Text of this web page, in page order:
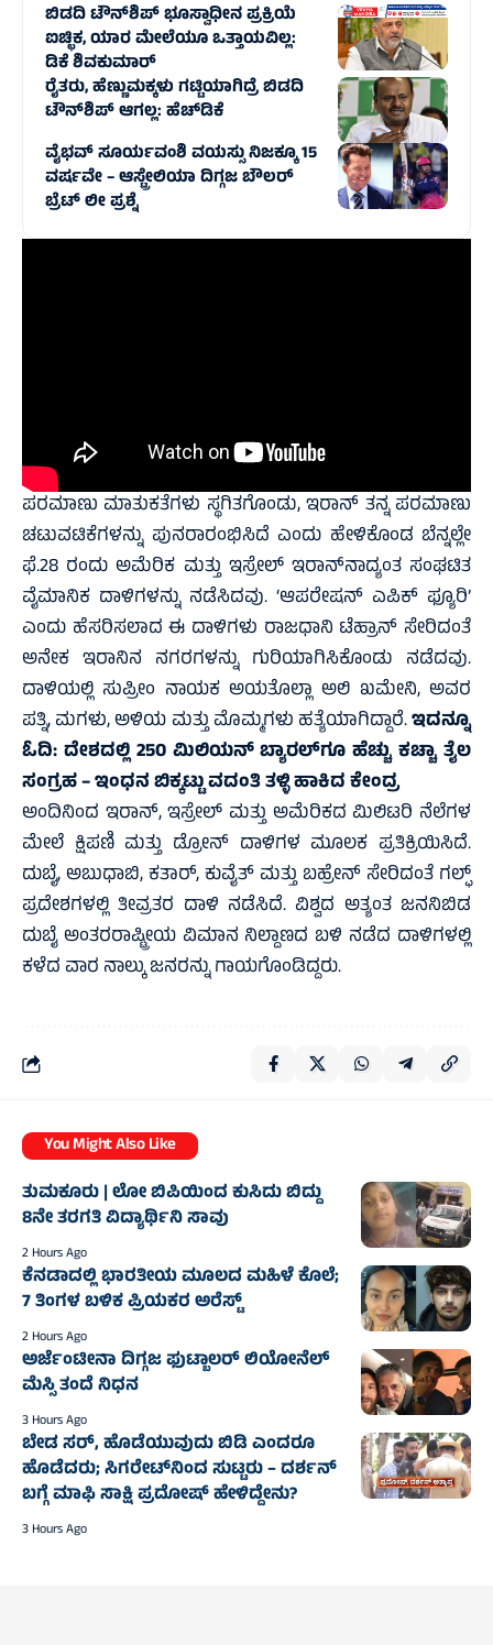
ಬಿಡದಿ ಟೌನ್‌ಶಿಪ್‌ ಭೂಸ್ವಾಧೀನ ಪ್ರಕ್ರಿಯೆ
ಐಚ್ಛಿಕ, ಯಾರ ಮೇಲೆಯೂ ಒತ್ತಾಯವಿಲ್ಲ:
ಡಿಕೆ ಶಿವಕುಮಾರ್‌
ರೈತರು, ಹೆಣ್ಣುಮಕ್ಕಳು ಗಟ್ಟಿಯಾಗಿದ್ರೆ ಬಿಡದಿ
ಟೌನ್‌ಶಿಪ್ ಆಗಲ್ಲ: ಹೆಚ್‌ಡಿಕೆ
ವೈಭವ್ ಸೂರ್ಯವಂಶಿ ವಯಸ್ಸು ನಿಜಕ್ಕೂ 15
ವರ್ಷವೇ – ಆಸ್ಟ್ರೇಲಿಯಾ ದಿಗ್ಗಜ ಬೌಲರ್
ಬ್ರೆಟ್ ಲೀ ಪ್ರಶ್ನೆ
ಪರಮಾಣು ಮಾತುಕತೆಗಳು ಸ್ಥಗಿತಗೊಂಡು, ಇರಾನ್ ತನ್ನ ಪರಮಾಣು
ಚಟುವಟಿಕೆಗಳನ್ನು ಪುನರಾರಂಭಿಸಿದೆ ಎಂದು ಹೇಳಿಕೊಂಡ ಬೆನ್ನಲ್ಲೇ
ಫೆ.28 ರಂದು ಅಮೆರಿಕ ಮತ್ತು ಇಸ್ರೇಲ್ ಇರಾನ್‌ನಾದ್ಯಂತ ಸಂಘಟಿತ
ವೈಮಾನಿಕ ದಾಳಿಗಳನ್ನು ನಡೆಸಿದವು. ‘ಆಪರೇಷನ್ ಎಪಿಕ್ ಫ್ಯೂರಿ’
ಎಂದು ಹೆಸರಿಸಲಾದ ಈ ದಾಳಿಗಳು ರಾಜಧಾನಿ ಟೆಹ್ರಾನ್ ಸೇರಿದಂತೆ
ಅನೇಕ ಇರಾನಿನ ನಗರಗಳನ್ನು ಗುರಿಯಾಗಿಸಿಕೊಂಡು ನಡೆದವು.
ದಾಳಿಯಲ್ಲಿ ಸುಪ್ರೀಂ ನಾಯಕ ಅಯತೊಲ್ಲಾ ಅಲಿ ಖಮೇನಿ, ಅವರ
ಪತ್ನಿ, ಮಗಳು, ಅಳಿಯ ಮತ್ತು ಮೊಮ್ಮಗಳು ಹತ್ಯೆಯಾಗಿದ್ದಾರೆ.ಇದನ್ನೂ
ಓದಿ: ದೇಶದಲ್ಲಿ 250 ಮಿಲಿಯನ್ ಬ್ಯಾರಲ್‌ಗೂ ಹೆಚ್ಚು ಕಚ್ಚಾ ತೈಲ
ಸಂಗ್ರಹ – ಇಂಧನ ಬಿಕ್ಕಟ್ಟು ವದಂತಿ ತಳ್ಳಿ ಹಾಕಿದ ಕೇಂದ್ರ
ಅಂದಿನಿಂದ ಇರಾನ್, ಇಸ್ರೇಲ್ ಮತ್ತು ಅಮೆರಿಕದ ಮಿಲಿಟರಿ ನೆಲೆಗಳ
ಮೇಲೆ ಕ್ಷಿಪಣಿ ಮತ್ತು ಡ್ರೋನ್ ದಾಳಿಗಳ ಮೂಲಕ ಪ್ರತಿಕ್ರಿಯಿಸಿದೆ.
ದುಬೈ, ಅಬುಧಾಬಿ, ಕತಾರ್, ಕುವೈತ್ ಮತ್ತು ಬಹ್ರೇನ್ ಸೇರಿದಂತೆ ಗಲ್ಫ್
ಪ್ರದೇಶಗಳಲ್ಲಿ ತೀವ್ರತರ ದಾಳಿ ನಡೆಸಿದೆ. ವಿಶ್ವದ ಅತ್ಯಂತ ಜನನಿಬಿಡ
ದುಬೈ ಅಂತರರಾಷ್ಟ್ರೀಯ ವಿಮಾನ ನಿಲ್ದಾಣದ ಬಳಿ ನಡೆದ ದಾಳಿಗಳಲ್ಲಿ
ಕಳೆದ ವಾರ ನಾಲ್ಕು ಜನರನ್ನು ಗಾಯಗೊಂಡಿದ್ದರು.
You Might Also Like
ತುಮಕೂರು | ಲೋ ಬಿಪಿಯಿಂದ ಕುಸಿದು ಬಿದ್ದು
8ನೇ ತರಗತಿ ವಿದ್ಯಾರ್ಥಿನಿ ಸಾವು
2 Hours Ago
ಕೆನಡಾದಲ್ಲಿ ಭಾರತೀಯ ಮೂಲದ ಮಹಿಳೆ ಕೊಲೆ;
7 ತಿಂಗಳ ಬಳಿಕ ಪ್ರಿಯಕರ ಅರೆಸ್ಟ್‌
2 Hours Ago
ಅರ್ಜೆಂಟೀನಾ ದಿಗ್ಗಜ ಫುಟ್ಬಾಲರ್‌ ಲಿಯೋನೆಲ್‌
ಮೆಸ್ಸಿ ತಂದೆ ನಿಧನ
3 Hours Ago
ಬೇಡ ಸರ್, ಹೊಡೆಯುವುದು ಬಿಡಿ ಎಂದರೂ
ಹೊಡೆದರು; ಸಿಗರೇಟ್‌ನಿಂದ ಸುಟ್ಟರು – ದರ್ಶನ್‌
ಬಗ್ಗೆ ಮಾಫಿ ಸಾಕ್ಷಿ ಪ್ರದೋಷ್‌ ಹೇಳಿದ್ದೇನು?
3 Hours Ago